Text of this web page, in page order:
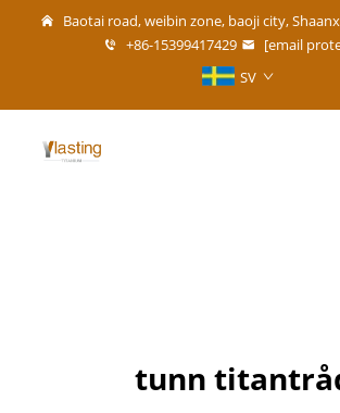
Baotai road, weibin zone, baoji city,
+86-15399417429
[email
SV
tunn